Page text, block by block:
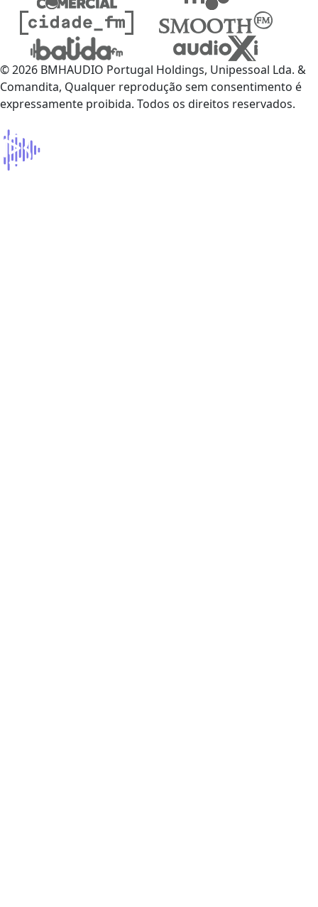
© 2026 BMHAUDIO Portugal Holdings, Unipessoal Lda. &
Comandita, Qualquer reprodução sem consentimento é
expressamente proibida. Todos os direitos reservados.